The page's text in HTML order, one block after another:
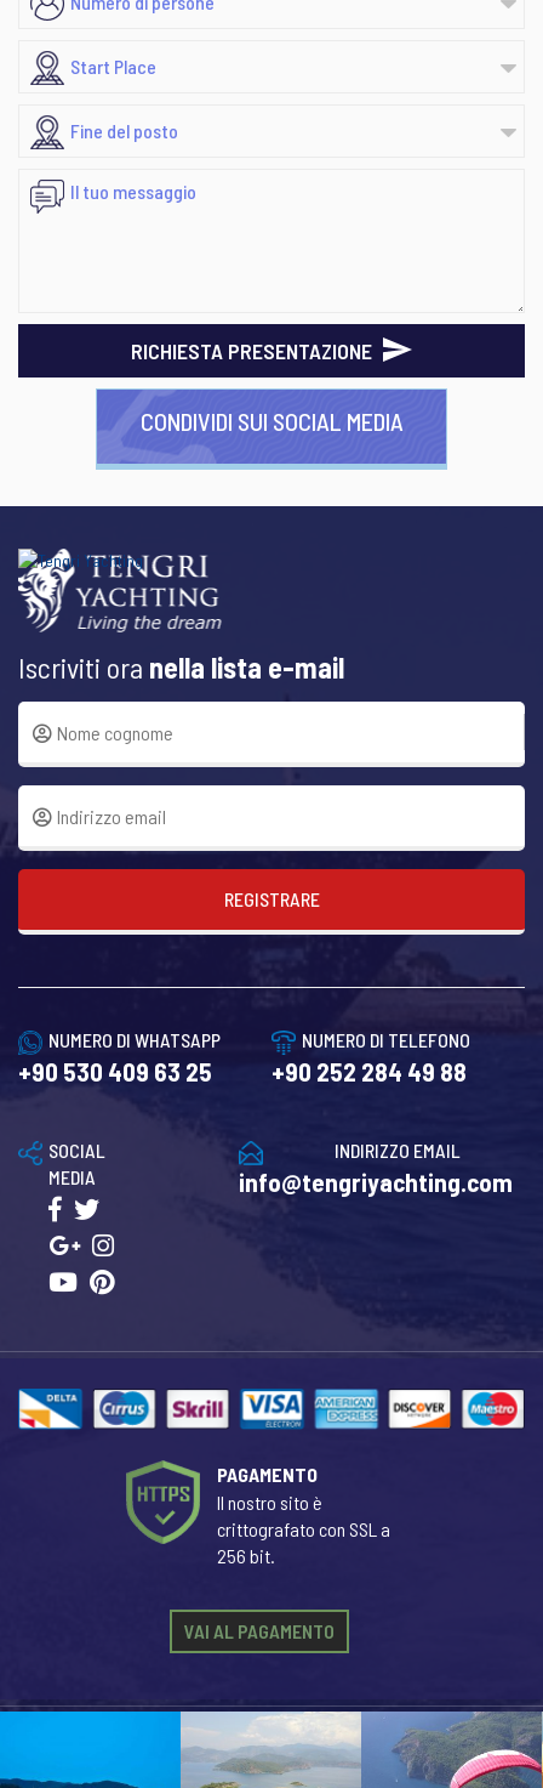
RICHIESTA PRESENTAZIONE
CONDIVIDI SUI SOCIAL MEDIA
Iscriviti ora nella lista e-mail
REGISTRARE
NUMERO DI WHATSAPP
+90 530 409 63 25
NUMERO DI TELEFONO
+90 252 284 49 88
INDIRIZZO EMAIL
info@tengriyachting.com
SOCIAL
MEDIA
PAGAMENTO
Il nostro sito è
crittografato con SSL a
256 bit.
VAI AL PAGAMENTO